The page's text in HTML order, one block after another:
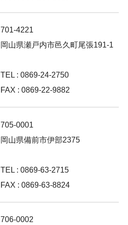
701-4221
岡山県瀬戸内市邑久町尾張191-1
TEL : 0869-24-2750
FAX : 0869-22-9882
705-0001
岡山県備前市伊部2375
TEL : 0869-63-2715
FAX : 0869-63-8824
706-0002